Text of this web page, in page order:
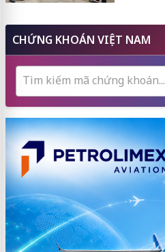
CHỨNG KHOÁN VIỆT NAM
Tìm kiếm mã chứng khoán...